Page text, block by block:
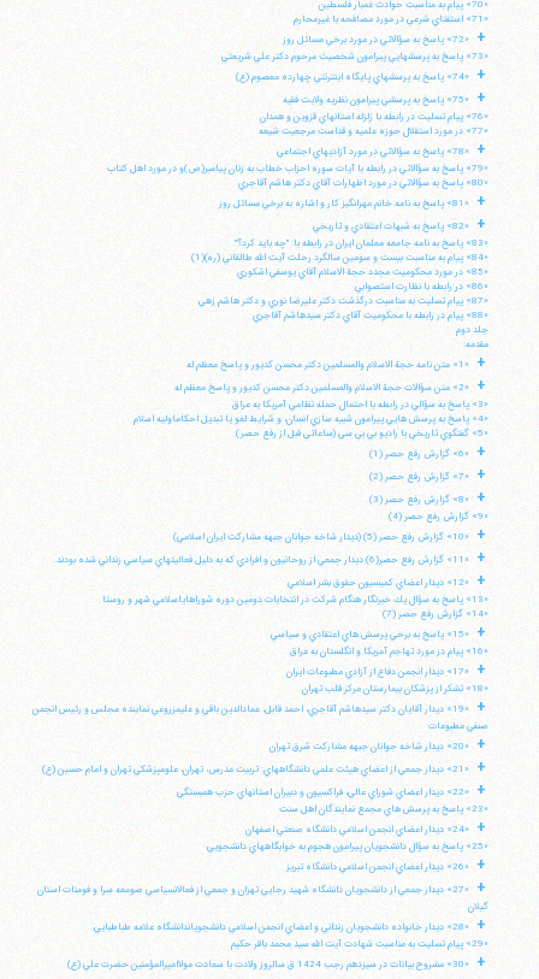
«70» پيام به مناسبت حوادث غمبار فلسطين
«71» استفتاي شرعي در مورد مصافحه با غيرمحارم
+
«72» پاسخ به سؤالاتي در مورد برخي مسائل روز
«73» پاسخ به پرسشهايي پيرامون شخصيت مرحوم دكتر علي شريعتي
+ «74» پاسخ به پرسشهاي پايگاه اينترنتي چهارده معصوم (ع)
+
«75» پاسخ به پرسشي پيرامون نظريه ولايت فقيه
«76» پيام تسليت در رابطه با زلزله استانهاي قزوين و همدان
«77» در مورد استقلال حوزه علميه و قداست مرجعيت شيعه
+
«78» پاسخ به سؤالاتي در مورد آزاديهاي اجتماعي
«79» پاسخ به سؤالاتي در رابطه با آيات سوره احزاب خطاب به زنان پيامبر(ص)و در مورد اهل كتاب
«80» پاسخ به سؤالاتي در مورد اظهارات آقاي دكتر هاشم آقاجري
+ «81» پاسخ به نامه خانم مهرانگيز كار و اشاره به برخي مسائل روز
+
«82» پاسخ به شبهات اعتقادي و تاريخي
«83» پاسخ به نامه جامعه معلمان ايران در رابطه با: "چه بايد كرد؟"
«84» پيام به مناسبت بيست و سومين سالگرد رحلت آيت الله طالقاني (ره)(1)
«85» در مورد محكوميت مجدد حجة الاسلام آقاي يوسفي اشكوري
«86» در رابطه با نظارت استصوابي
«87» پيام تسليت به مناسبت درگذشت دكتر عليرضا نوري و دكتر هاشم زهي
«88» پيام در رابطه با محكوميت آقاي دكتر سيدهاشم آقاجري
جلد دوم
مقدمه:
+ «1» متن نامه حجة الاسلام والمسلمين دكتر محسن كديور و پاسخ معظم له
+
«2» متن سؤالات حجة الاسلام والمسلمين دكتر محسن كديور و پاسخ معظم له
«3» پاسخ به سؤالي در رابطه با احتمال حمله نظامي آمريكا به عراق
«4» پاسخ به پرسش هايي پيرامون شبيه سازي انسان، و شرايط لغو يا تبديل احكاماوليه اسلام
«5» گفتگوي تاريخي با راديو بي بي سي (ساعاتي قبل از رفع حصر)
+ «6» گزارش رفع حصر (1)
+ «7» گزارش رفع حصر (2)
+
«8» گزارش رفع حصر (3)
«9» گزارش رفع حصر (4)
+ «10» گزارش رفع حصر (5) (ديدار شاخه جوانان جبهه مشاركت ايران اسلامي)
+ «11» گزارش رفع حصر(6) ديدار جمعي از روحانيون و افرادي كه به دليل فعاليتهاي سياسي زنداني شده بودند.
+
«12» ديدار اعضاي كميسيون حقوق بشر اسلامي
«13» پاسخ به سؤال يك خبرنگار هنگام شركت در انتخابات دومين دوره شوراهاياسلامي شهر و روستا
«14» گزارش رفع حصر (7)
+
«15» پاسخ به برخي پرسش هاي اعتقادي و سياسي
«16» پيام در مورد تهاجم آمريكا و انگلستان به عراق
+
«17» ديدار انجمن دفاع از آزادي مطبوعات ايران
«18» تشكر از پزشكان بيمارستان مركز قلب تهران
+
«19» ديدار آقايان دكتر سيدهاشم آقاجري، احمد قابل، عمادالدين باقي و عليمزروعي نماينده مجلس و رئيس انجمن
صنفي مطبوعات
+ «20» ديدار شاخه جوانان جبهه مشاركت شرق تهران
+ «21» ديدار جمعي از اعضاي هيئت علمي دانشگاههاي: تربيت مدرس، تهران، علومپزشكي تهران و امام حسين (ع)
+
«22» ديدار اعضاي شوراي عالي، فراكسيون و دبيران استانهاي حزب همبستگي
«23» پاسخ به پرسش هاي مجمع نمايندگان اهل سنت
+
«24» ديدار اعضاي انجمن اسلامي دانشگاه صنعتي اصفهان
«25» پاسخ به سؤال دانشجويان پيرامون هجوم به خوابگاههاي دانشجويي
+ «26» ديدار اعضاي انجمن اسلامي دانشگاه تبريز
+
«27» ديدار جمعي از دانشجويان دانشگاه شهيد رجايي تهران و جمعي از فعالانسياسي صومعه سرا و فومنات استان
گيلان
+
«28» ديدار خانواده دانشجويان زنداني و اعضاي انجمن اسلامي دانشجوياندانشگاه علامه طباطبايي
«29» پيام تسليت به مناسبت شهادت آيت الله سيد محمد باقر حكيم
+ «30» مشروح بيانات در سيزدهم رجب 1424 ق سالروز ولادت با سعادت مولااميرالمؤمنين حضرت علي (ع)